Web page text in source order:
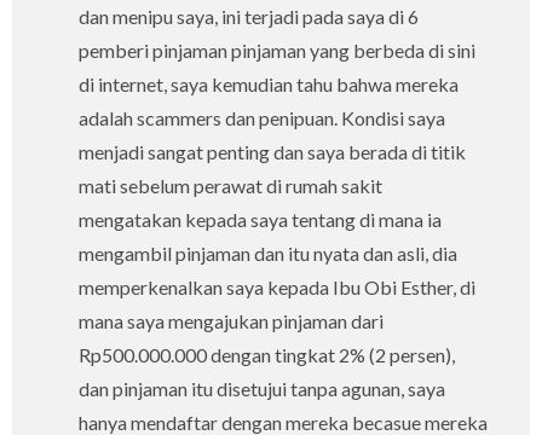
dan menipu saya, ini terjadi pada saya di 6
pemberi pinjaman pinjaman yang berbeda di sini
di internet, saya kemudian tahu bahwa mereka
adalah scammers dan penipuan. Kondisi saya
menjadi sangat penting dan saya berada di titik
mati sebelum perawat di rumah sakit
mengatakan kepada saya tentang di mana ia
mengambil pinjaman dan itu nyata dan asli, dia
memperkenalkan saya kepada Ibu Obi Esther, di
mana saya mengajukan pinjaman dari
Rp500.000.000 dengan tingkat 2% (2 persen),
dan pinjaman itu disetujui tanpa agunan, saya
hanya mendaftar dengan mereka becasue mereka